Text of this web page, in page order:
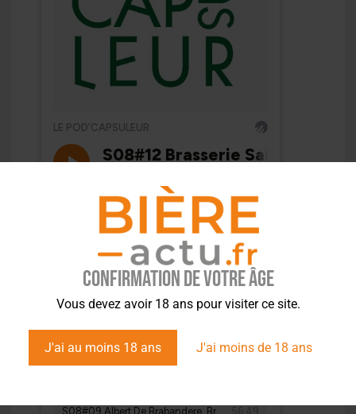
Confirmation de votre âge
Vous devez avoir 18 ans pour visiter ce site.
J'ai au moins 18 ans J'ai moins de 18 ans